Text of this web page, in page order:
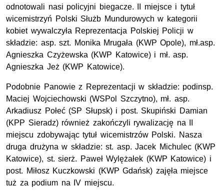
odnotowali nasi policyjni biegacze. II miejsce i tytuł
wicemistrzyń Polski Służb Mundurowych w kategorii
kobiet wywalczyła Reprezentacja Polskiej Policji w
składzie: asp. szt. Monika Mrugała (KWP Opole), mł.asp.
Agnieszka Czyżewska (KWP Katowice) i mł. asp.
Agnieszka Jeż (KWP Katowice).
Podobnie Panowie z Reprezentacji w składzie: podinsp.
Maciej Wojciechowski (WSPol Szczytno), mł. asp.
Arkadiusz Połeć (SP Słupsk) i post. Skupiński Damian
(KPP Sieradz) również zakończyli rywalizację na II
miejscu zdobywając tytuł wicemistrzów Polski. Nasza
druga drużyna w składzie: st. asp. Jacek Michulec (KWP
Katowice), st. sierż. Paweł Wylężałek (KWP Katowice) i
post. Miłosz Kuczkowski (KWP Gdańsk) zajęła miejsce
tuż za podium na IV miejscu.